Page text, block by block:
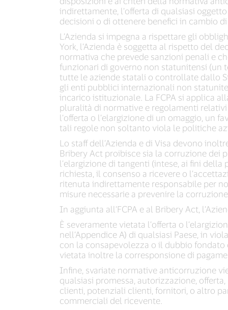
indirettamente, l’offerta di qualsiasi
decisioni o di ottenere benefici in cambio
L’Azienda si impegna a rispettare gli
York, l’Azienda è soggetta al rispetto del
normativa che prevede sanzioni penali e
funzionari di governo non statunitensi (un
tutte le aziende statali o controllate dallo
gli enti pubblici internazionali non
incarico istituzionale. La FCPA si applica
pluralità di normative e regolamenti
l’offerta o l’elargizione di un omaggio, un
tali regole non soltanto viola le politiche
Lo staff dell’Azienda e di Visa devono
Bribery Act proibisce sia la corruzione dei
l’elargizione di tangenti (intese, ai fini
richiesta, il consenso a ricevere o
ritenuta indirettamente responsabile per
misure necessarie a prevenire la
In aggiunta all’FCPA e al Bribery Act,
È severamente vietata l’offerta o
nell’Appendice A) di qualsiasi Paese, in
con la consapevolezza o il dubbio fondato
vietata inoltre la corresponsione di
Infine, svariate normative anticorruzione
qualsiasi promessa, autorizzazione,
clienti, potenziali clienti, fornitori, o altro
commerciali del ricevente.